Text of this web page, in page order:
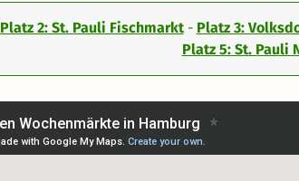
Platz 2: St. Pauli Fischmarkt- Platz 3:
Platz 5: St. Pauli